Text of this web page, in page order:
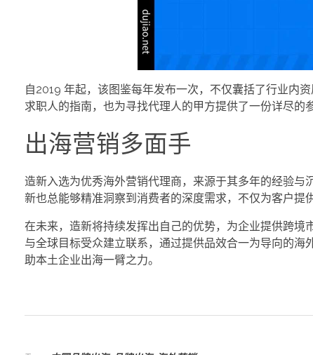
自2019 年起，该图鉴每年发布一次，不仅囊括了行业内
求职人的指南，也为寻找代理人的甲方提供了一份详尽的参
出海营销多面手
造新入选为优秀海外营销代理商，来源于其多年的经验
新也总能够精准洞察到消费者的深度需求，不仅为客户提
在未来，造新将持续发挥出自己的优势，为企业提供跨
与全球目标受众建立联系，通过提供品效合一为导向的海
助本土企业出海一臂之力。